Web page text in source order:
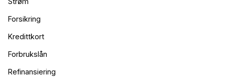
Forsikring
Kredittkort
Forbrukslån
Refinansiering